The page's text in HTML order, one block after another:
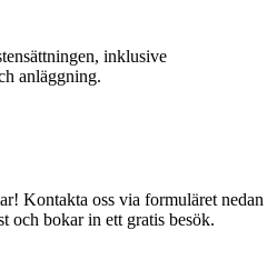
inklusive
anläggning.
Kontakta oss via formuläret nedan
och bokar in ett gratis besök.